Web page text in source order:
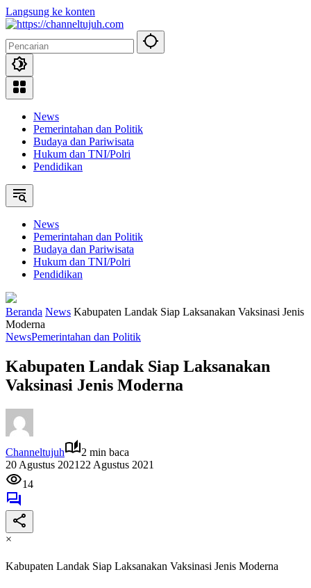
Langsung ke konten
News
Pemerintahan dan Politik
Budaya dan Pariwisata
Hukum dan TNI/Polri
Pendidikan
News
Pemerintahan dan Politik
Budaya dan Pariwisata
Hukum dan TNI/Polri
Pendidikan
Beranda News Kabupaten Landak Siap Laksanakan Vaksinasi Jenis
Moderna
NewsPemerintahan dan Politik
Kabupaten Landak Siap Laksanakan
Vaksinasi Jenis Moderna
Channeltujuh
2 min baca
20 Agustus 2021 22 Agustus 2021
14
×
Kabupaten Landak Siap Laksanakan Vaksinasi Jenis Moderna